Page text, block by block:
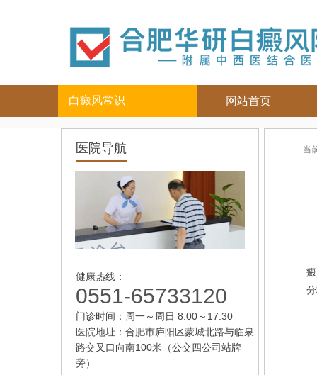
白癜风常识
儿童
女性
老年
头部
背部
网站首页
医院导航
健康热线：
0551-65733120
门诊时间：周一～周日 8:00～17:30
医院地址：合肥市庐阳区蒙城北路与临泉
路交叉口向南100米（公交四公司站牌
旁）
当